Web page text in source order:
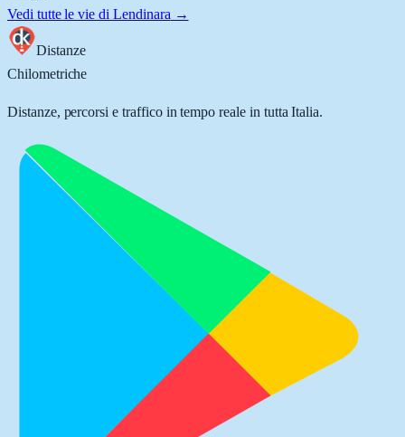
Vedi tutte le vie di Lendinara →
Distanze
Chilometriche
Distanze, percorsi e traffico in tempo reale in tutta Italia.